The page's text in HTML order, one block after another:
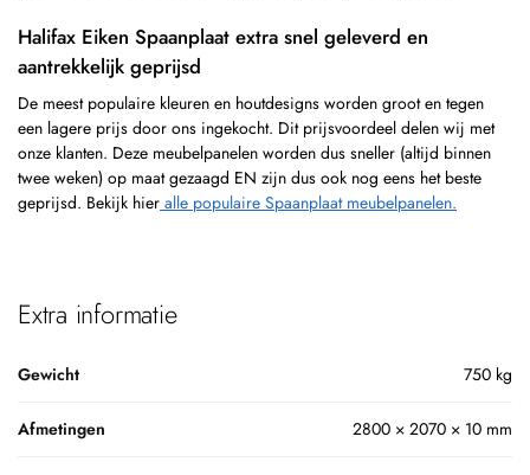
Halifax Eiken Spaanplaat extra snel geleverd en
aantrekkelijk geprijsd
De meest populaire kleuren en houtdesigns worden groot en tegen
een lagere prijs door ons ingekocht. Dit prijsvoordeel delen wij met
onze klanten. Deze meubelpanelen worden dus sneller (altijd binnen
twee weken) op maat gezaagd EN zijn dus ook nog eens het beste
geprijsd. Bekijk hier alle populaire Spaanplaat meubelpanelen.
Extra informatie
Gewicht 750 kg
Afmetingen 2800 × 2070 × 10 mm